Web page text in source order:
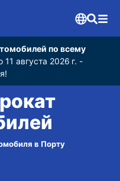
по всему
августа 2026 г. -
в Порту